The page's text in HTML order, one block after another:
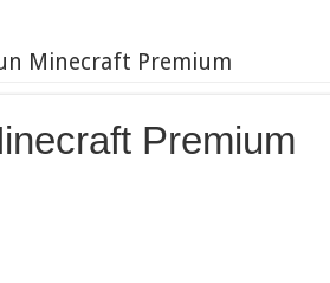
Minecraft Premium
Premium